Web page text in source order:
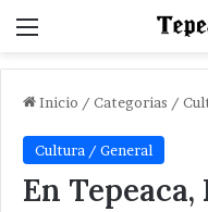
Menu
Inicio / Categorias /
Cultura / General
En